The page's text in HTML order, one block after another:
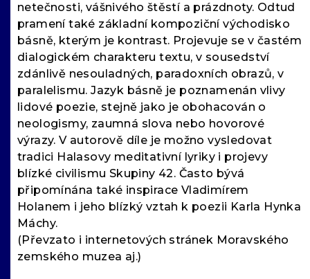
netečnosti, vášnivého štěstí a prázdnoty. Odtud
pramení také základní kompoziční východisko
básně, kterým je kontrast. Projevuje se v častém
dialogickém charakteru textu, v sousedství
zdánlivě nesouladných, paradoxních obrazů, v
paralelismu. Jazyk básně je poznamenán vlivy
lidové poezie, stejně jako je obohacován o
neologismy, zaumná slova nebo hovorové
výrazy. V autorově díle je možno vysledovat
tradici Halasovy meditativní lyriky i projevy
blízké civilismu Skupiny 42. Často bývá
připomínána také inspirace Vladimírem
Holanem i jeho blízký vztah k poezii Karla Hynka
Máchy.
(Převzato i internetových stránek Moravského
zemského muzea aj.)